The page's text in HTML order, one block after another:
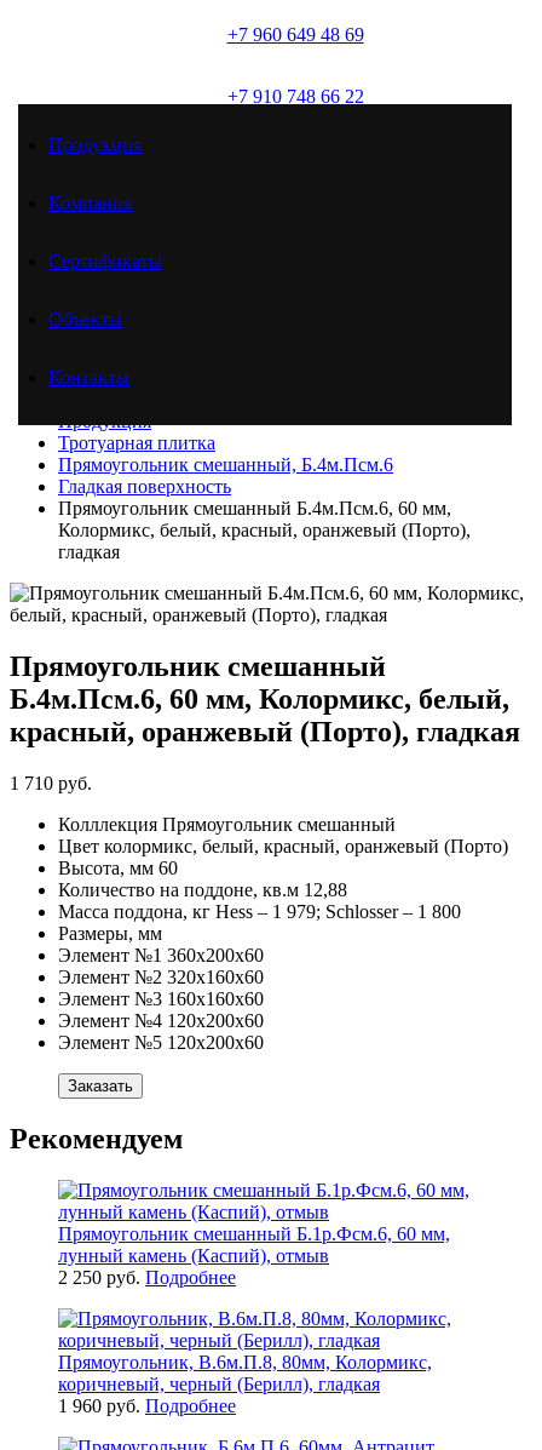
+7 960 649 48 69
+7 910 748 66 22
Продукция
Сертификаты
Продукция
Компания
Сертификаты
Объекты
Контакты
Продукция
Тротуарная плитка
Прямоугольник смешанный, Б.4м.Псм.6
Гладкая поверхность
Прямоугольник смешанный Б.4м.Псм.6, 60 мм,
Колормикс, белый, красный, оранжевый (Порто),
гладкая
Прямоугольник смешанный
Б.4м.Псм.6, 60 мм, Колормикс, белый,
красный, оранжевый (Порто), гладкая
1 710 руб.
Колллекция Прямоугольник смешанный
Цвет колормикс, белый, красный, оранжевый (Порто)
Высота, мм 60
Количество на поддоне, кв.м 12,88
Масса поддона, кг Hess – 1 979; Schlosser – 1 800
Размеры, мм
Элемент №1 360х200х60
Элемент №2 320х160х60
Элемент №3 160х160х60
Элемент №4 120х200х60
Элемент №5 120х200х60
Заказать
Рекомендуем
Прямоугольник смешанный Б.1р.Фсм.6, 60 мм,
лунный камень (Каспий), отмыв
2 250 руб. Подробнее
Прямоугольник, В.6м.П.8, 80мм, Колормикс,
коричневый, черный (Берилл), гладкая
1 960 руб. Подробнее